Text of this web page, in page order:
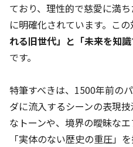
ており、理性的で慈愛に満
に明確化されています。この
れる旧世代」と「未来を知
です。
特筆すべきは、1500年前の
ダに流入するシーンの表現
なトーンや、境界の曖昧な
「実体のない歴史の重圧」